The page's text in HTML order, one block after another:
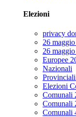
Elezioni
privacy
26
26
Europee
Nazionali
Elezioni
Comunali
Comunali
Comunali